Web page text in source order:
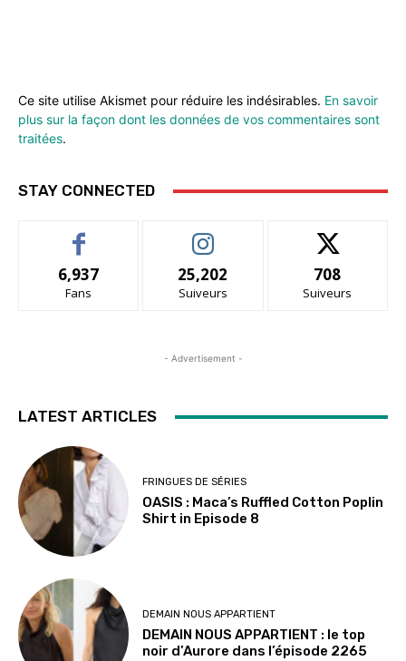
Ce site utilise Akismet pour réduire les indésirables. En savoir
plus sur la façon dont les données de vos commentaires sont
traitées.
STAY CONNECTED
6,937
Fans
25,202
Suiveurs
708
Suiveurs
- Advertisement -
LATEST ARTICLES
FRINGUES DE SÉRIES
OASIS : Maca’s Ruffled Cotton Poplin
Shirt in Episode 8
DEMAIN NOUS APPARTIENT
DEMAIN NOUS APPARTIENT : le top
noir d’Aurore dans l’épisode 2265